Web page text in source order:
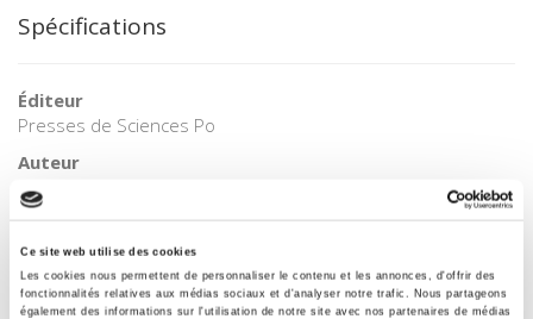
Ce site web utilise des cookies
Les cookies nous permettent de personnaliser le contenu et les annonces, d'offrir des
fonctionnalités relatives aux médias sociaux et d'analyser notre trafic. Nous partageons
également des informations sur l'utilisation de notre site avec nos partenaires de médias
Spécifications
Éditeur
Presses de Sciences Po
Auteur
Jean-Luc Gaffard
Revue
Revue économique
ISSN
00352764